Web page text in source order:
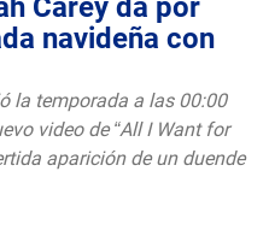
Carey da por
navideña con
la temporada a las 00:00
video de “All I Want for
aparición de un duende